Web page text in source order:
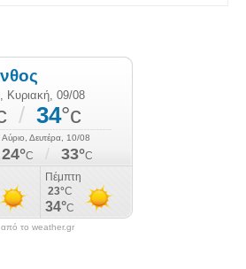
το weather.gr